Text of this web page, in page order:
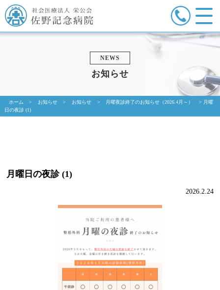
NEWS
お知らせ
ホーム > お知らせ > お知らせ > 月曜夜診終了のお知らせ（2026.4月～） > 月曜
日の夜診 (1)
月曜日の夜診 (1)
2026.2.24